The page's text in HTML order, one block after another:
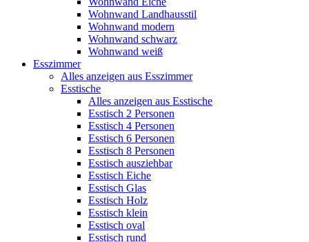
Wohnwand Landhausstil
Wohnwand modern
Wohnwand schwarz
Wohnwand weiß
Esszimmer
Alles anzeigen aus Esszimmer
Esstische
Alles anzeigen aus Esstische
Esstisch 2 Personen
Esstisch 4 Personen
Esstisch 6 Personen
Esstisch 8 Personen
Esstisch ausziehbar
Esstisch Eiche
Esstisch Glas
Esstisch Holz
Esstisch klein
Esstisch oval
Esstisch rund